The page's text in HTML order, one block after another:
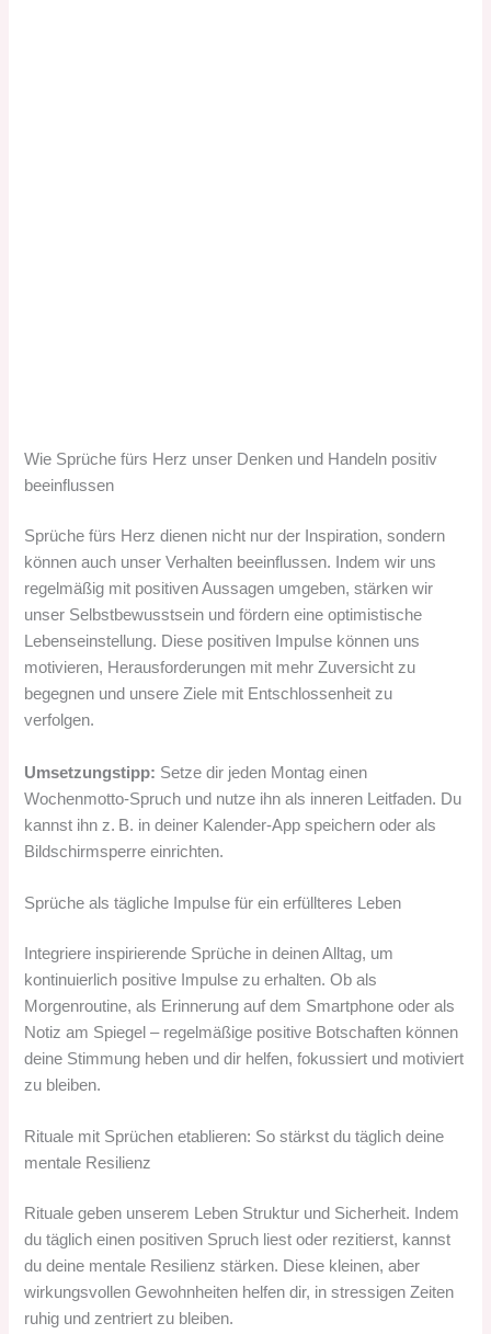
Wie Sprüche fürs Herz unser Denken und Handeln positiv
beeinflussen
Sprüche fürs Herz dienen nicht nur der Inspiration, sondern
können auch unser Verhalten beeinflussen. Indem wir uns
regelmäßig mit positiven Aussagen umgeben, stärken wir
unser Selbstbewusstsein und fördern eine optimistische
Lebenseinstellung. Diese positiven Impulse können uns
motivieren, Herausforderungen mit mehr Zuversicht zu
begegnen und unsere Ziele mit Entschlossenheit zu
verfolgen.
Umsetzungstipp: Setze dir jeden Montag einen
Wochenmotto-Spruch und nutze ihn als inneren Leitfaden. Du
kannst ihn z. B. in deiner Kalender-App speichern oder als
Bildschirmsperre einrichten.
Sprüche als tägliche Impulse für ein erfüllteres Leben
Integriere inspirierende Sprüche in deinen Alltag, um
kontinuierlich positive Impulse zu erhalten. Ob als
Morgenroutine, als Erinnerung auf dem Smartphone oder als
Notiz am Spiegel – regelmäßige positive Botschaften können
deine Stimmung heben und dir helfen, fokussiert und motiviert
zu bleiben.
Rituale mit Sprüchen etablieren: So stärkst du täglich deine
mentale Resilienz
Rituale geben unserem Leben Struktur und Sicherheit. Indem
du täglich einen positiven Spruch liest oder rezitierst, kannst
du deine mentale Resilienz stärken. Diese kleinen, aber
wirkungsvollen Gewohnheiten helfen dir, in stressigen Zeiten
ruhig und zentriert zu bleiben.